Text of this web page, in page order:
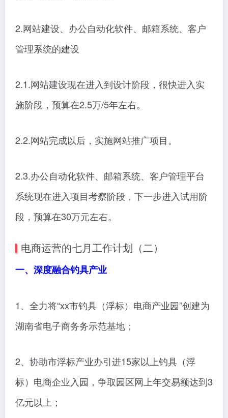
2.网站建设、办公自动化软件、邮箱系统、客户
管理系统的建设
2.1.网站建设现在进入到设计阶段，很快进入实
施阶段，预算在2.5万/5年左右。
2.2.网站完成以后，实施网站推广项目。
2.3.办公自动化软件、邮箱系统、客户管理平台
系统现在进入项目考察阶段，下一步进入试用阶
段，预算在30万元左右。
电商运营的七月工作计划（二）
一、深度融合钓具产业
1、全力将“xx市钓具（浮标）电商产业园”创建为
湖南省电子商务务示范基地；
2、协助市浮标产业办引进15家以上钓具（浮
标）电商企业入园，争取园区网上年交易额达到3
亿元以上；